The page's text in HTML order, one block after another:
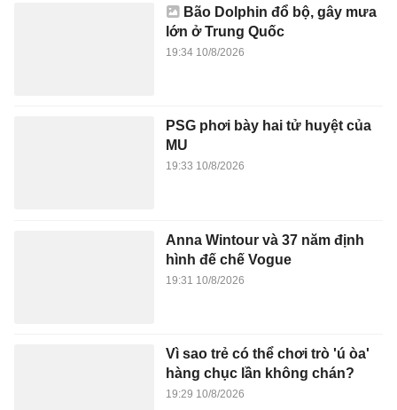
Bão Dolphin đổ bộ, gây mưa
lớn ở Trung Quốc
19:34 10/8/2026
PSG phơi bày hai tử huyệt của
MU
19:33 10/8/2026
Anna Wintour và 37 năm định
hình đế chế Vogue
19:31 10/8/2026
Vì sao trẻ có thể chơi trò 'ú òa'
hàng chục lần không chán?
19:29 10/8/2026